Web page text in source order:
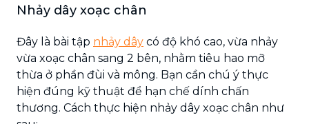
Nhảy dây xoạc chân
Đây là bài tập nhảy dây có độ khó cao, vừa nhảy
vừa xoạc chân sang 2 bên, nhằm tiêu hao mỡ
thừa ở phần đùi và mông. Bạn cần chú ý thực
hiện đúng kỹ thuật để hạn chế dính chấn
thương. Cách thực hiện nhảy dây xoạc chân như